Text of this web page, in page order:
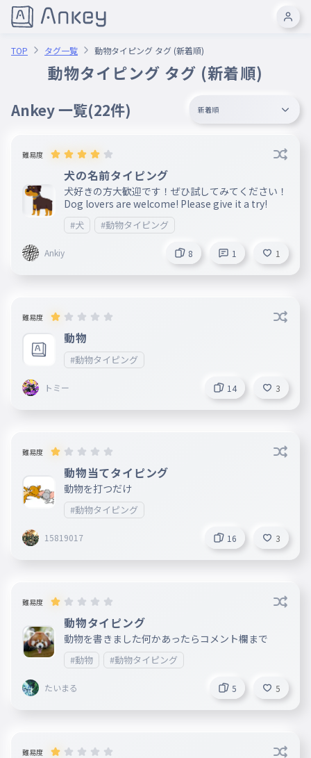
TOP タグ一覧 動物タイピング タグ (新着順)
動物タイピング タグ (新着順)
Ankey 一覧(22件) 新着順
難易度
犬の名前タイピング
犬好きの方大歓迎です！ぜひ試してみてください！
Dog lovers are welcome! Please give it a try!
#犬 #動物タイピング
Ankiy 8 1 1
難易度
動物
#動物タイピング
トミー 14 3
難易度
動物当てタイピング
動物を打つだけ
#動物タイピング
15819017 16 3
難易度
動物タイピング
動物を書きました何かあったらコメント欄まで
#動物 #動物タイピング
たいまる 5 5
難易度